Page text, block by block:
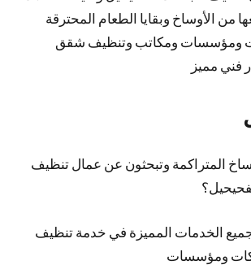
من الأوساخ وبقايا الطعام المحترقة
ومؤسسات ومكاتب وتنظيف شقق
فني مميز
المتراكمة وتبحثون عن عمال تنظيف
الخدمات المميزة في خدمة تنظيف
ومؤسسات